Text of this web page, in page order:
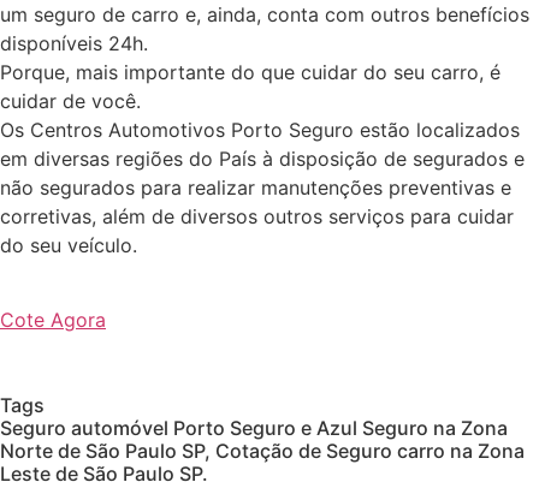
um seguro de carro e, ainda, conta com outros benefícios
disponíveis 24h.
Porque, mais importante do que cuidar do seu carro, é
cuidar de você.
Os Centros Automotivos Porto Seguro estão localizados
em diversas regiões do País à disposição de segurados e
não segurados para realizar manutenções preventivas e
corretivas, além de diversos outros serviços para cuidar
do seu veículo.
Cote Agora
Tags
Seguro automóvel Porto Seguro e Azul Seguro na Zona
Norte de São Paulo SP, Cotação de Seguro carro na Zona
Leste de São Paulo SP.